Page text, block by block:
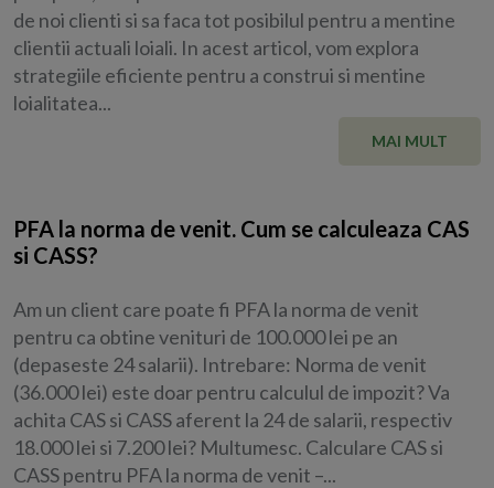
de noi clienti si sa faca tot posibilul pentru a mentine
clientii actuali loiali. In acest articol, vom explora
strategiile eficiente pentru a construi si mentine
loialitatea...
MAI MULT
PFA la norma de venit. Cum se calculeaza CAS
si CASS?
Am un client care poate fi PFA la norma de venit
pentru ca obtine venituri de 100.000 lei pe an
(depaseste 24 salarii). Intrebare: Norma de venit
(36.000 lei) este doar pentru calculul de impozit? Va
achita CAS si CASS aferent la 24 de salarii, respectiv
18.000 lei si 7.200 lei? Multumesc. Calculare CAS si
CASS pentru PFA la norma de venit –...